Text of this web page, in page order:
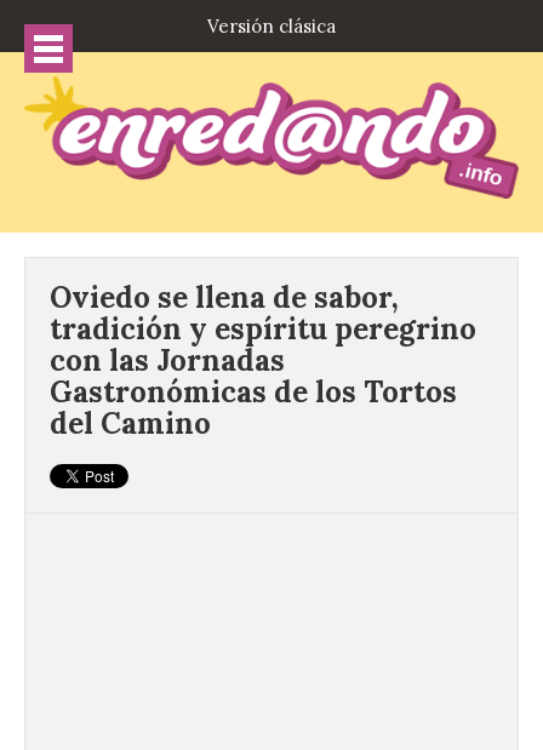
Versión clásica
Oviedo se llena de sabor,
tradición y espíritu peregrino
con las Jornadas
Gastronómicas de los Tortos
del Camino